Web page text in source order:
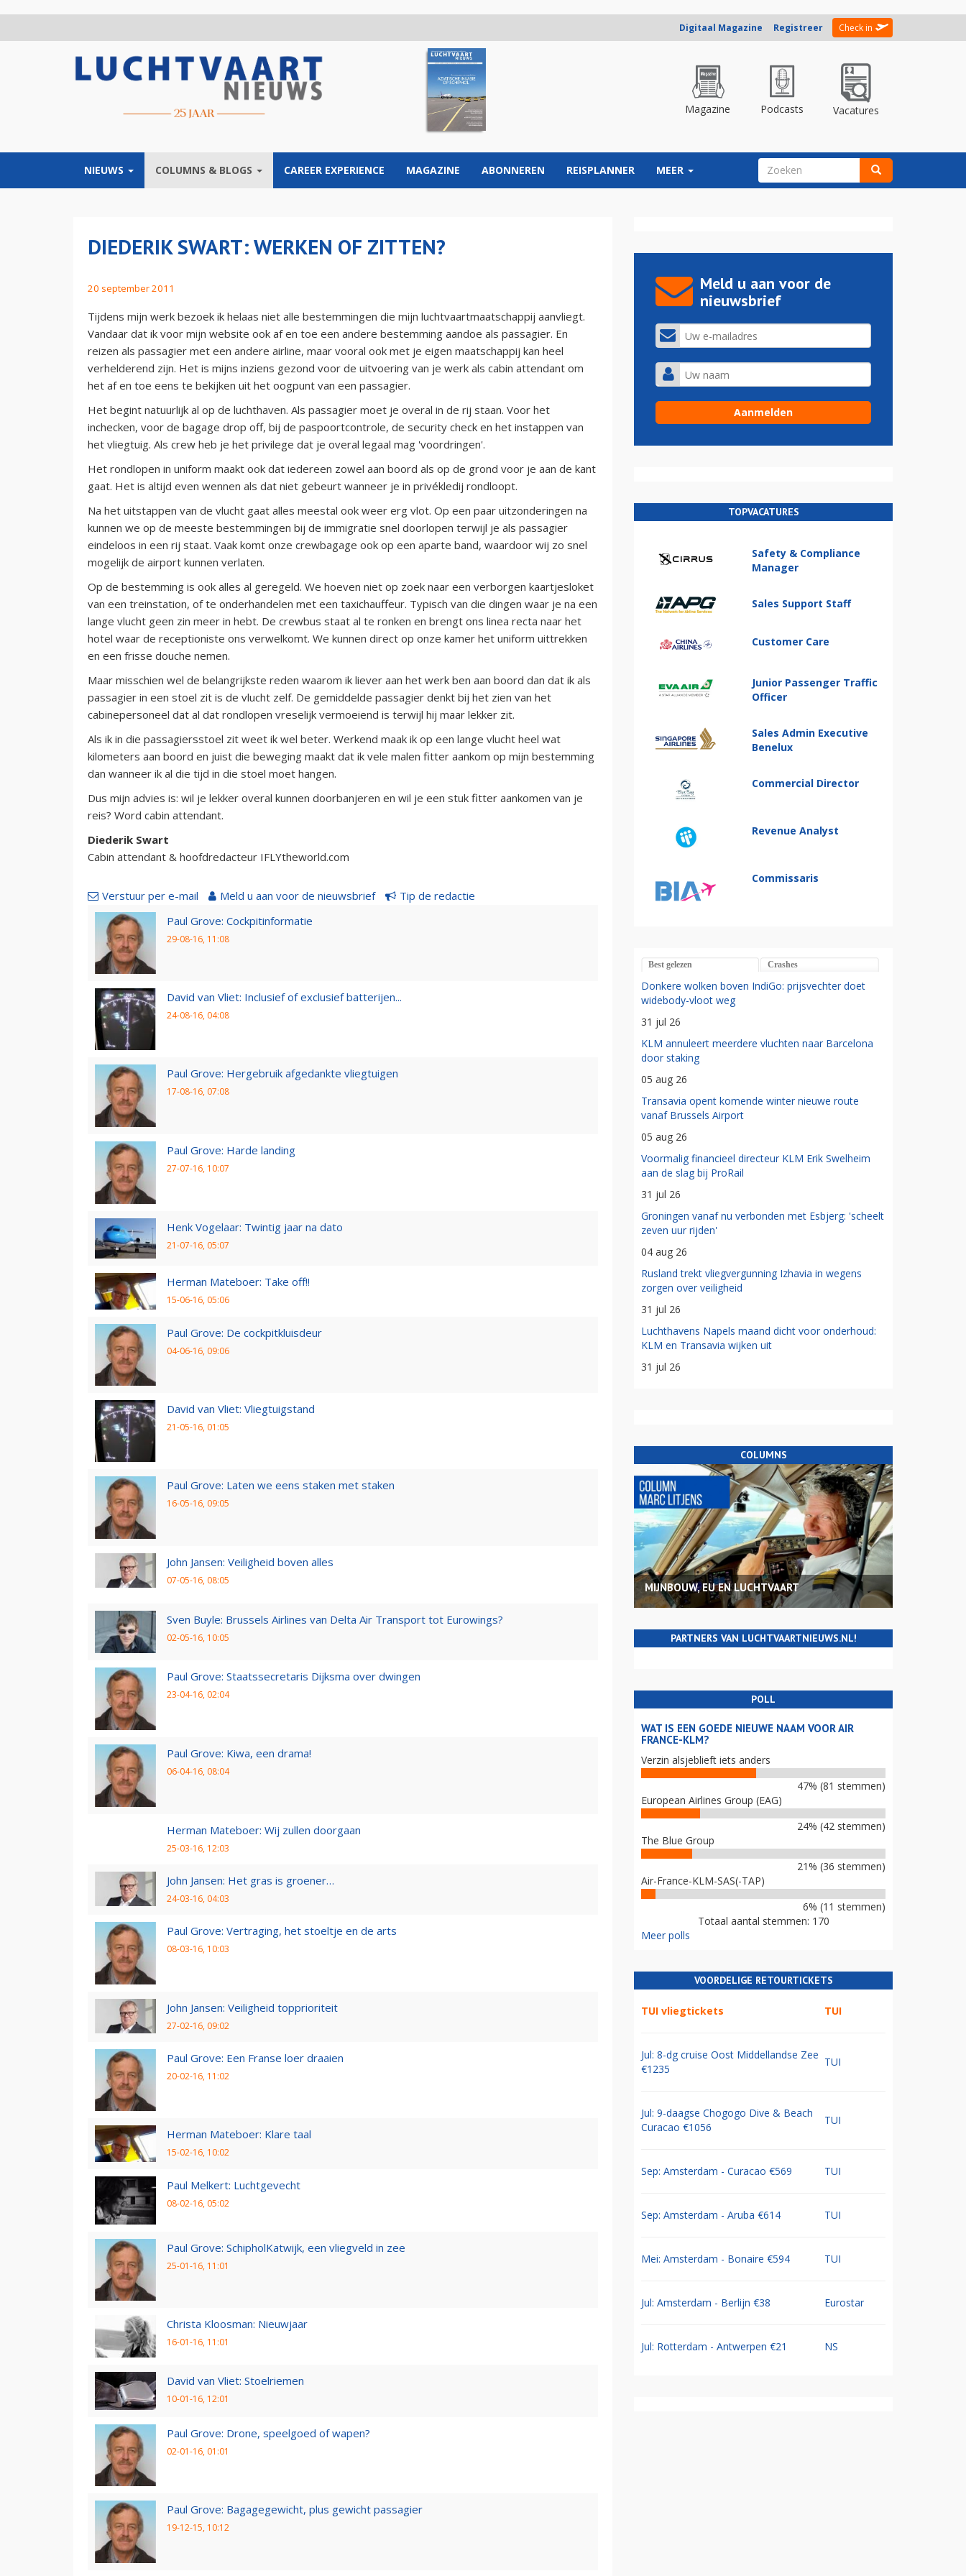
Digitaal Magazine Registreer Check in
Magazine Podcasts Vacatures
NIEUWS COLUMNS & BLOGS CAREER EXPERIENCE MAGAZINE ABONNEREN REISPLANNER MEER ZOEKVELD
DIEDERIK SWART: WERKEN OF ZITTEN?
20 september 2011
Tijdens mijn werk bezoek ik helaas niet alle bestemmingen die mijn luchtvaartmaatschappij aanvliegt.
Vandaar dat ik voor mijn website ook af en toe een andere bestemming aandoe als passagier. En
reizen als passagier met een andere airline, maar vooral ook met je eigen maatschappij kan heel
verhelderend zijn. Het is mijns inziens gezond voor de uitvoering van je werk als cabin attendant om
het af en toe eens te bekijken uit het oogpunt van een passagier.
Het begint natuurlijk al op de luchthaven. Als passagier moet je overal in de rij staan. Voor het
inchecken, voor de bagage drop off, bij de paspoortcontrole, de security check en het instappen van
het vliegtuig. Als crew heb je het privilege dat je overal legaal mag 'voordringen'.
Het rondlopen in uniform maakt ook dat iedereen zowel aan boord als op de grond voor je aan de kant
gaat. Het is altijd even wennen als dat niet gebeurt wanneer je in privékledij rondloopt.
Na het uitstappen van de vlucht gaat alles meestal ook weer erg vlot. Op een paar uitzonderingen na
kunnen we op de meeste bestemmingen bij de immigratie snel doorlopen terwijl je als passagier
eindeloos in een rij staat. Vaak komt onze crewbagage ook op een aparte band, waardoor wij zo snel
mogelijk de airport kunnen verlaten.
Op de bestemming is ook alles al geregeld. We hoeven niet op zoek naar een verborgen kaartjesloket
van een treinstation, of te onderhandelen met een taxichauffeur. Typisch van die dingen waar je na een
lange vlucht geen zin meer in hebt. De crewbus staat al te ronken en brengt ons linea recta naar het
hotel waar de receptioniste ons verwelkomt. We kunnen direct op onze kamer het uniform uittrekken
en een frisse douche nemen.
Maar misschien wel de belangrijkste reden waarom ik liever aan het werk ben aan boord dan dat ik als
passagier in een stoel zit is de vlucht zelf. De gemiddelde passagier denkt bij het zien van het
cabinepersoneel dat al dat rondlopen vreselijk vermoeiend is terwijl hij maar lekker zit.
Als ik in die passagiersstoel zit weet ik wel beter. Werkend maak ik op een lange vlucht heel wat
kilometers aan boord en juist die beweging maakt dat ik vele malen fitter aankom op mijn bestemming
dan wanneer ik al die tijd in die stoel moet hangen.
Dus mijn advies is: wil je lekker overal kunnen doorbanjeren en wil je een stuk fitter aankomen van je
reis? Word cabin attendant.
Diederik Swart
Cabin attendant & hoofdredacteur IFLYtheworld.com
Verstuur per e-mail Meld u aan voor de nieuwsbrief
Tip de redactie
Paul Grove: Cockpitinformatie
29-08-16, 11:08
David van Vliet: Inclusief of exclusief batterijen...
24-08-16, 04:08
Paul Grove: Hergebruik afgedankte vliegtuigen
17-08-16, 07:08
Paul Grove: Harde landing
27-07-16, 10:07
Henk Vogelaar: Twintig jaar na dato
21-07-16, 05:07
Herman Mateboer: Take off!!
15-06-16, 05:06
Paul Grove: De cockpitkluisdeur
04-06-16, 09:06
David van Vliet: Vliegtuigstand
21-05-16, 01:05
Paul Grove: Laten we eens staken met staken
16-05-16, 09:05
John Jansen: Veiligheid boven alles
07-05-16, 08:05
Sven Buyle: Brussels Airlines van Delta Air Transport tot Eurowings?
02-05-16, 10:05
Paul Grove: Staatssecretaris Dijksma over dwingen
23-04-16, 02:04
Paul Grove: Kiwa, een drama!
06-04-16, 08:04
Herman Mateboer: Wij zullen doorgaan
25-03-16, 12:03
John Jansen: Het gras is groener…
24-03-16, 04:03
Paul Grove: Vertraging, het stoeltje en de arts
08-03-16, 10:03
John Jansen: Veiligheid topprioriteit
27-02-16, 09:02
Paul Grove: Een Franse loer draaien
20-02-16, 11:02
Herman Mateboer: Klare taal
15-02-16, 10:02
Paul Melkert: Luchtgevecht
08-02-16, 05:02
Paul Grove: SchipholKatwijk, een vliegveld in zee
25-01-16, 11:01
Christa Kloosman: Nieuwjaar
16-01-16, 11:01
David van Vliet: Stoelriemen
10-01-16, 12:01
Paul Grove: Drone, speelgoed of wapen?
02-01-16, 01:01
Paul Grove: Bagagegewicht, plus gewicht passagier
19-12-15, 10:12
Meld u aan voor de
nieuwsbrief
TOPVACATURES
Safety & Compliance
Manager
Sales Support Staff
Customer Care
Junior Passenger Traffic
Officer
Sales Admin Executive
Benelux
Commercial Director
Revenue Analyst
Commissaris
Best gelezen Crashes
Donkere wolken boven IndiGo: prijsvechter doet
widebody-vloot weg
31 jul 26
KLM annuleert meerdere vluchten naar Barcelona
door staking
05 aug 26
Transavia opent komende winter nieuwe route
vanaf Brussels Airport
05 aug 26
Voormalig financieel directeur KLM Erik Swelheim
aan de slag bij ProRail
31 jul 26
Groningen vanaf nu verbonden met Esbjerg: 'scheelt
zeven uur rijden'
04 aug 26
Rusland trekt vliegvergunning Izhavia in wegens
zorgen over veiligheid
31 jul 26
Luchthavens Napels maand dicht voor onderhoud:
KLM en Transavia wijken uit
31 jul 26
COLUMNS
MIJNBOUW, EU EN LUCHTVAART
PARTNERS VAN LUCHTVAARTNIEUWS.NL!
POLL
WAT IS EEN GOEDE NIEUWE NAAM VOOR AIR
FRANCE-KLM?
Verzin alsjeblieft iets anders
47% (81 stemmen)
European Airlines Group (EAG)
24% (42 stemmen)
The Blue Group
21% (36 stemmen)
Air-France-KLM-SAS(-TAP)
6% (11 stemmen)
Totaal aantal stemmen: 170
Meer polls
VOORDELIGE RETOURTICKETS
TUI vliegtickets TUI
Jul: 8-dg cruise Oost Middellandse Zee
€1235
TUI
Jul: 9-daagse Chogogo Dive & Beach
Curacao €1056
TUI
Sep: Amsterdam - Curacao €569 TUI
Sep: Amsterdam - Aruba €614 TUI
Mei: Amsterdam - Bonaire €594 TUI
Jul: Amsterdam - Berlijn €38 Eurostar
Jul: Rotterdam - Antwerpen €21 NS